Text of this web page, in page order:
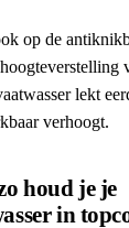
op de
lekt
verhoogt.
houd je je
in